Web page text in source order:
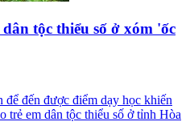
tộc thiểu số ở xóm 'ốc
đến được điểm dạy học khiến
trẻ em dân tộc thiểu số ở tỉnh Hòa